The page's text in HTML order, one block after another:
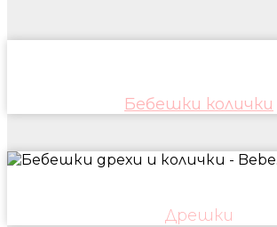
Бебешки колички
Дрешки